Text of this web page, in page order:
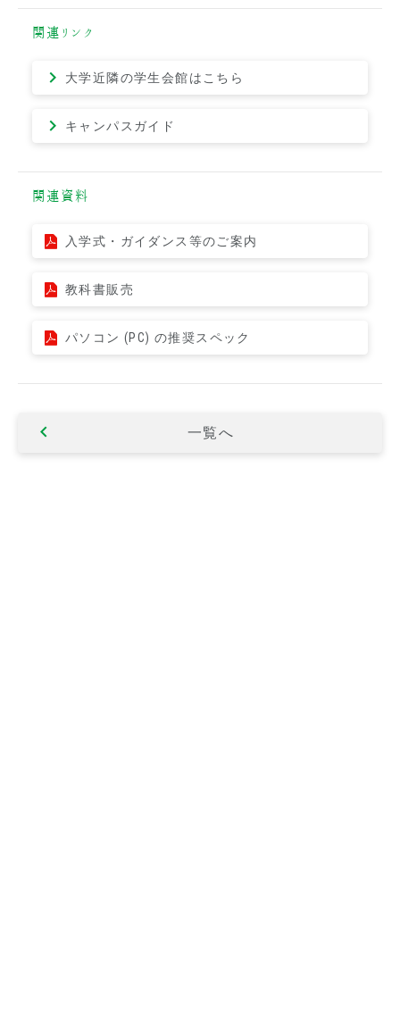
関連リンク
大学近隣の学生会館はこちら
キャンパスガイド
関連資料
入学式・ガイダンス等のご案内
教科書販売
パソコン (PC) の推奨スペック
一覧へ